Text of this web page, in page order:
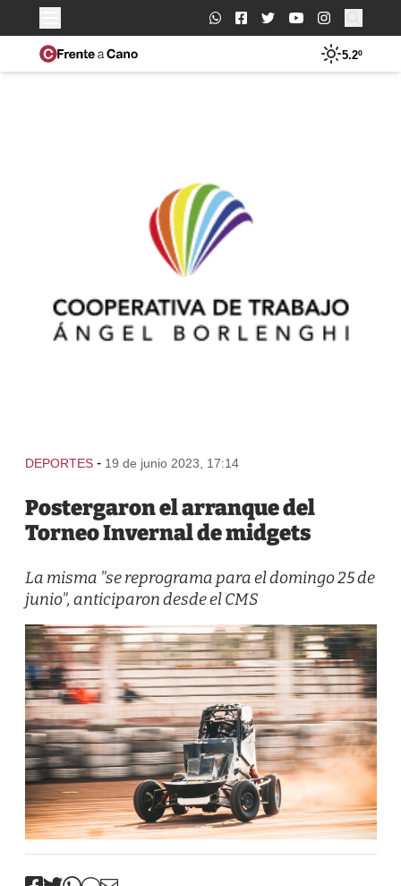
Buscar:
5.2º
DEPORTES - 19 de junio 2023, 17:14
Postergaron el arranque del
Torneo Invernal de midgets
La misma "se reprograma para el domingo 25 de
junio", anticiparon desde el CMS